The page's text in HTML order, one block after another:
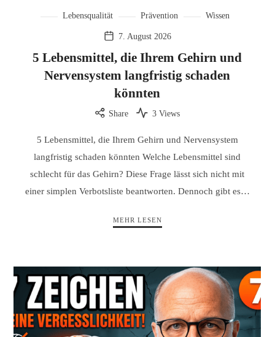
Lebensqualität Prävention Wissen
7. August 2026
5 Lebensmittel, die Ihrem Gehirn und
Nervensystem langfristig schaden
könnten
Share 3 Views
5 Lebensmittel, die Ihrem Gehirn und Nervensystem
langfristig schaden könnten Welche Lebensmittel sind
schlecht für das Gehirn? Diese Frage lässt sich nicht mit
einer simplen Verbotsliste beantworten. Dennoch gibt es…
MEHR LESEN